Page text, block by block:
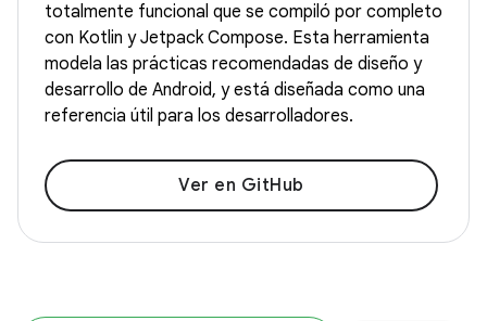
totalmente funcional que se compiló por completo
con Kotlin y Jetpack Compose. Esta herramienta
modela las prácticas recomendadas de diseño y
desarrollo de Android, y está diseñada como una
referencia útil para los desarrolladores.
Ver en GitHub